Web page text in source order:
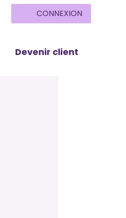
CONNEXION
Devenir client